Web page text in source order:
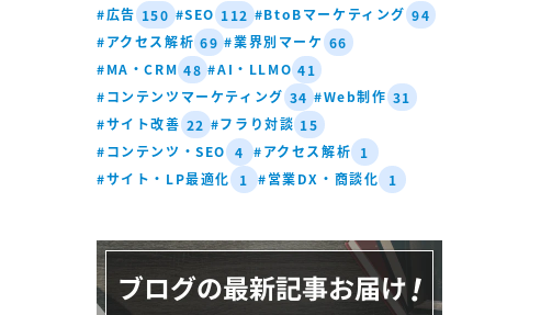
#広告 150 #SEO 112 #BtoBマーケティング 94
#アクセス解析 69 #業界別マーケ 66
#MA・CRM 48 #AI・LLMO 41
#コンテンツマーケティング 34 #Web制作 31
#サイト改善 22 #フラり対談 15
#コンテンツ・SEO 4 #アクセス解析 1
#サイト・LP最適化
1 #営業DX・商談化 1